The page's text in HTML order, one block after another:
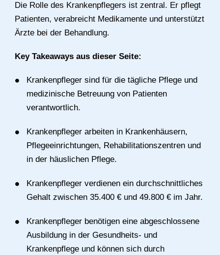
Die Rolle des Krankenpflegers ist zentral. Er pflegt
Patienten, verabreicht Medikamente und unterstützt
Ärzte bei der Behandlung.
Key Takeaways aus dieser Seite:
Krankenpfleger sind für die tägliche Pflege und
medizinische Betreuung von Patienten
verantwortlich.
Krankenpfleger arbeiten in Krankenhäusern,
Pflegeeinrichtungen, Rehabilitationszentren und
in der häuslichen Pflege.
Krankenpfleger verdienen ein durchschnittliches
Gehalt zwischen 35.400 € und 49.800 € im Jahr.
Krankenpfleger benötigen eine abgeschlossene
Ausbildung in der Gesundheits- und
Krankenpflege und können sich durch